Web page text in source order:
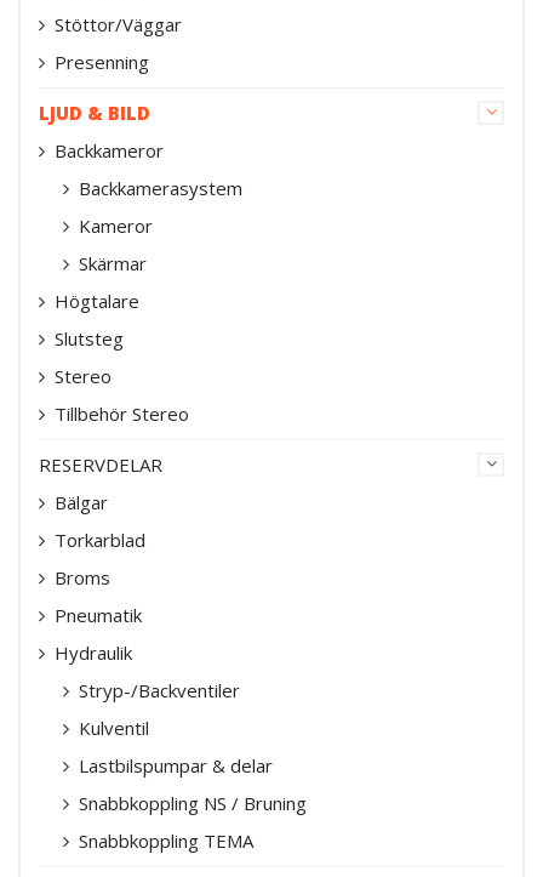
Stöttor/Väggar
Presenning
LJUD & BILD
Backkameror
Backkamerasystem
Kameror
Skärmar
Högtalare
Slutsteg
Stereo
Tillbehör Stereo
RESERVDELAR
Bälgar
Torkarblad
Broms
Pneumatik
Hydraulik
Stryp-/Backventiler
Kulventil
Lastbilspumpar & delar
Snabbkoppling NS / Bruning
Snabbkoppling TEMA